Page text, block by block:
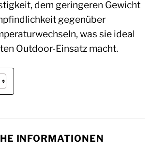
dem geringeren Gewicht
gegenüber
was sie ideal
Outdoor-Einsatz macht.
INFORMATIONEN